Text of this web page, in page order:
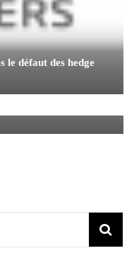
le défaut des hedge